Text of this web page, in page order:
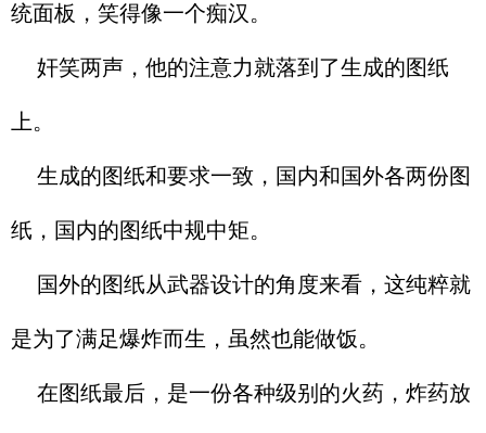
统面板，笑得像一个痴汉。
奸笑两声，他的注意力就落到了生成的图纸
上。
生成的图纸和要求一致，国内和国外各两份图
纸，国内的图纸中规中矩。
国外的图纸从武器设计的角度来看，这纯粹就
是为了满足爆炸而生，虽然也能做饭。
在图纸最后，是一份各种级别的火药，炸药放